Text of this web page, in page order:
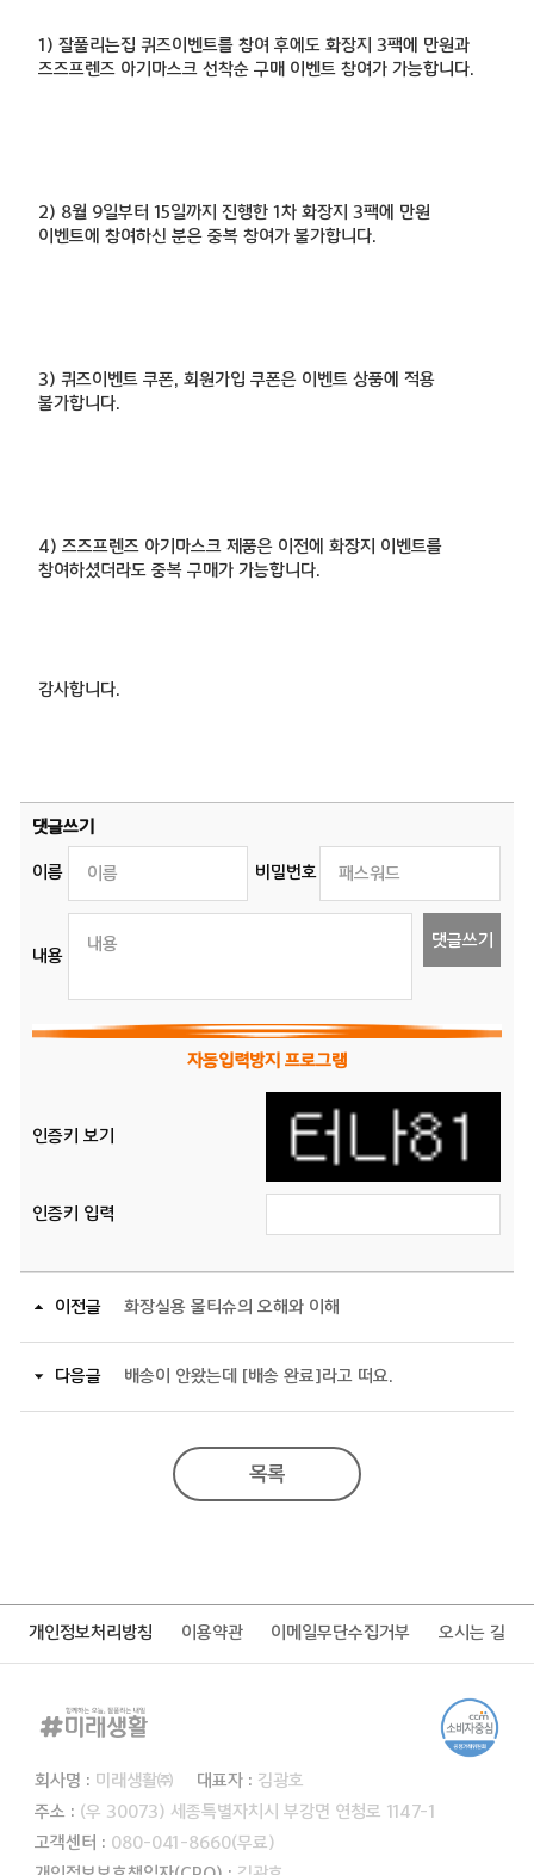
1) 잘풀리는집 퀴즈이벤트를 참여 후에도 화장지 3팩에 만원과
즈즈프렌즈 아기마스크 선착순 구매 이벤트 참여가 가능합니다.
2) 8월 9일부터 15일까지 진행한 1차 화장지 3팩에 만원
이벤트에 참여하신 분은 중복 참여가 불가합니다.
3) 퀴즈이벤트 쿠폰, 회원가입 쿠폰은 이벤트 상품에 적용
불가합니다.
4) 즈즈프렌즈 아기마스크 제품은 이전에 화장지 이벤트를
참여하셨더라도 중복 구매가 가능합니다.
감사합니다.
댓글쓰기
이름 비밀번호
내용
댓글쓰기
자동입력방지 프로그램
인증키 보기
인증키 입력
이전글 화장실용 물티슈의 오해와 이해
다음글 배송이 안왔는데 [배송 완료]라고 떠요.
목록
개인정보처리방침 이용약관 이메일무단수집거부 오시는 길
회사명 : 미래생활㈜ 대표자 : 김광호
주소 : (우 30073) 세종특별자치시 부강면 연청로 1147-1
고객센터 : 080-041-8660(무료)